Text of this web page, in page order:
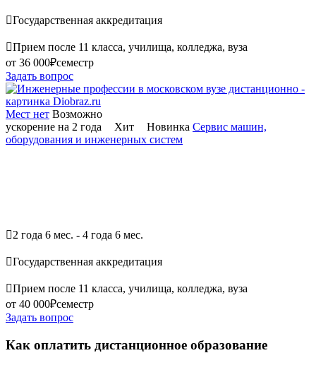
Государственная аккредитация
Прием после 11 класса, училища, колледжа, вуза
от 36 000₽семестр
Задать вопрос
Мест нет Возможно
ускорение на 2 года
Хит Новинка Сервис машин,
оборудования и инженерных систем
2 года 6 мес. - 4 года 6 мес.
Государственная аккредитация
Прием после 11 класса, училища, колледжа, вуза
от 40 000₽семестр
Задать вопрос
Как оплатить дистанционное образование